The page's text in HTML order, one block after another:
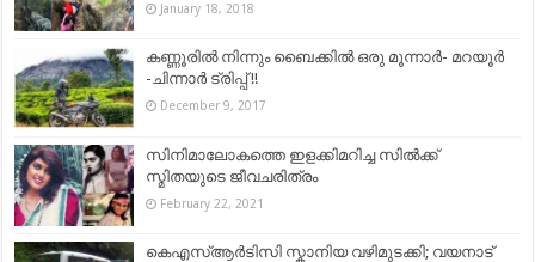
January 18, 2018
കണ്ണൂരിൽ നിന്നും ബൈക്കില്‍ ഒരു മൂന്നാർ- മറയൂർ
-ചിന്നാർ ട്രിപ്പ്‌ !!
December 9, 2017
സിനിമാലോകത്തെ ഇളക്കിമറിച്ച സിൽക്ക്
സ്മിതയുടെ ജീവചരിത്രം
February 22, 2021
കെഎസ്ആർടിസി സ്കാനിയ വഴിമുടക്കി; വയനാട്